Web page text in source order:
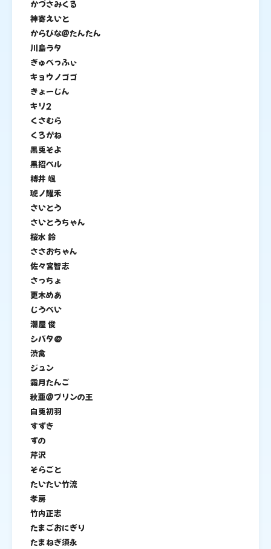
かづさみくる
神寄えいと
からびな＠たんたん
川島ラタ
ぎゅべっふぃ
キョウノゴゴ
きょーじん
キリ2
くさむら
くろがね
黒兎そよ
黒招ぺル
榑井 颯
琥ノ耀禾
さいとう
さいとうちゃん
桜水 鈴
ささおちゃん
佐々宮智志
さっちょ
更木めあ
じうべい
潮屋 俊
シバタ@
渋禽
ジュン
霜月たんご
秋亜＠プリンの王
白兎初羽
すずき
ずの
芹沢
そらごと
たいたい竹流
孝房
竹内正志
たまごおにぎり
たまねぎ須永